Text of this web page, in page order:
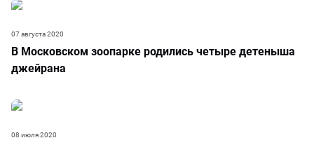
В Московском зоопарке родились четыре детеныша
джейрана
07 августа 2020
08 июля 2020